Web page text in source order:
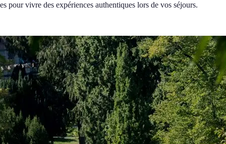
pour vivre des expériences authentiques lors de vos séjours.